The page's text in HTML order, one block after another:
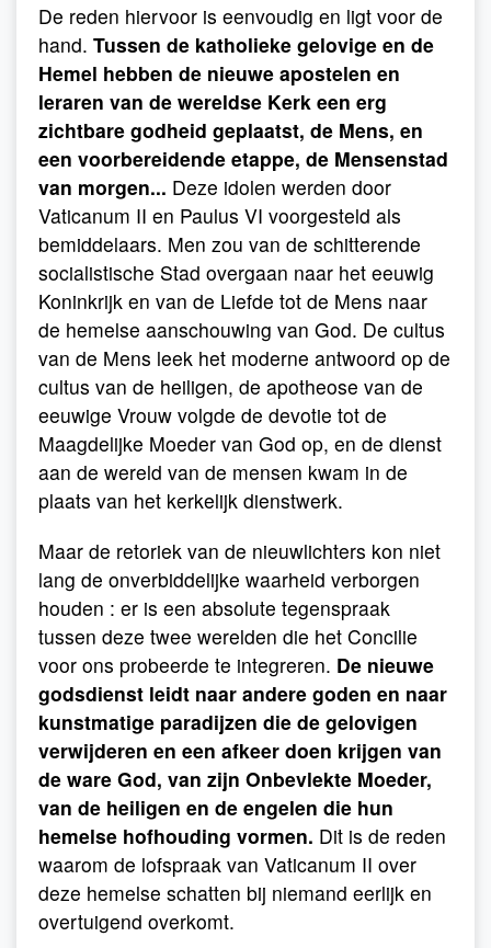
De reden hiervoor is eenvoudig en ligt voor de
hand. Tussen de katholieke gelovige en de
Hemel hebben de nieuwe apostelen en
leraren van de wereldse Kerk een erg
zichtbare godheid geplaatst, de Mens, en
een voorbereidende etappe, de Mensenstad
van morgen... Deze idolen werden door
Vaticanum II en Paulus VI voorgesteld als
bemiddelaars. Men zou van de schitterende
socialistische Stad overgaan naar het eeuwig
Koninkrijk en van de Liefde tot de Mens naar
de hemelse aanschouwing van God. De cultus
van de Mens leek het moderne antwoord op de
cultus van de heiligen, de apotheose van de
eeuwige Vrouw volgde de devotie tot de
Maagdelijke Moeder van God op, en de dienst
aan de wereld van de mensen kwam in de
plaats van het kerkelijk dienstwerk.
Maar de retoriek van de nieuwlichters kon niet
lang de onverbiddelijke waarheid verborgen
houden : er is een absolute tegenspraak
tussen deze twee werelden die het Concilie
voor ons probeerde te integreren. De nieuwe
godsdienst leidt naar andere goden en naar
kunstmatige paradijzen die de gelovigen
verwijderen en een afkeer doen krijgen van
de ware God, van zijn Onbevlekte Moeder,
van de heiligen en de engelen die hun
hemelse hofhouding vormen. Dit is de reden
waarom de lofspraak van Vaticanum II over
deze hemelse schatten bij niemand eerlijk en
overtuigend overkomt.